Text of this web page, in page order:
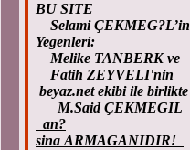
BU SITE
Selami ÇEKMEG?L’in
Yegenleri:
Melike TANBERK ve
Fatih ZEYVELI'nin
beyaz.net ekibi ile birlikte
M.Said ÇEKMEGIL
an?
sina ARMAGANIDIR!